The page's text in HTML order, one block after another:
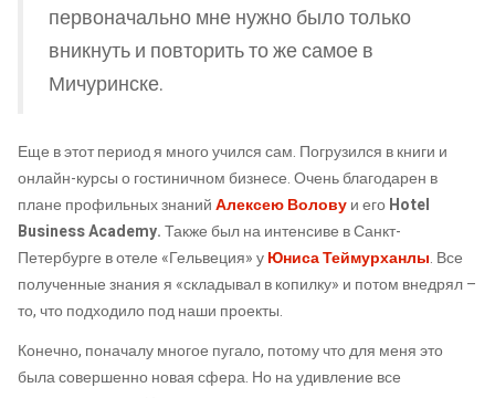
первоначально мне нужно было только
вникнуть и повторить то же самое в
Мичуринске.
Еще в этот период я много учился сам. Погрузился в книги и
онлайн-курсы о гостиничном бизнесе. Очень благодарен в
плане профильных знанийАлексею Воловуи егоHotel
Business Academy.Также был на интенсиве в Санкт-
Петербурге в отеле «Гельвеция» уЮнисаТеймурханлы. Все
полученные знания я «складывал в копилку» и потом внедрял –
то, что подходило под наши проекты.
Конечно, поначалу многое пугало, потому что для меня это
была совершенно новая сфера. Но на удивление все